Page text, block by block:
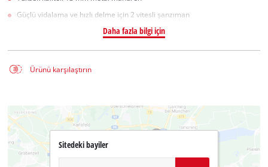
Güçlü vidalama ve hızlı delme için 2 vitesli şanzıman
Daha fazla bilgi için
Ürünü karşılaştırın
Sitedeki bayiler